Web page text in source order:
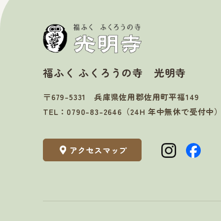
福ふく ふくろうの寺 光明寺
〒679-5331 兵庫県佐用郡佐用町平福149
TEL： 0790-83-2646 （24H 年中無休で受付中
アクセスマップ